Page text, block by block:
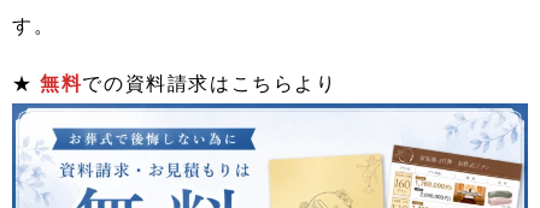
す。
★無料での資料請求はこちらより